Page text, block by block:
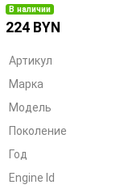
В наличии
224 BYN
Артикул
Марка
Модель
Поколение
Год
Engine Id